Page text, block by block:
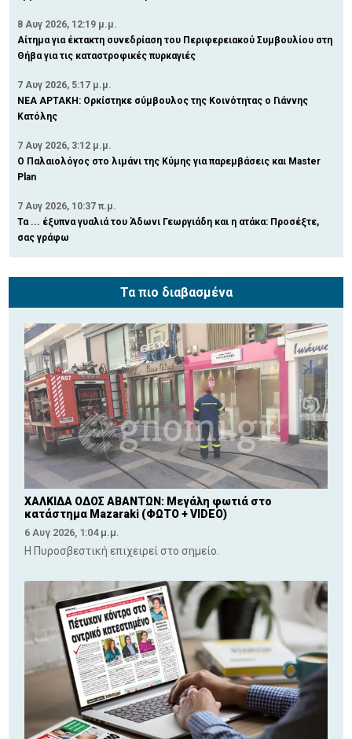
8 Αυγ 2026, 12:19 μ.μ.
Αίτημα για έκτακτη συνεδρίαση του Περιφερειακού Συμβουλίου στη
Θήβα για τις καταστροφικές πυρκαγιές
7 Αυγ 2026, 5:17 μ.μ.
ΝΕΑ ΑΡΤΑΚΗ: Ορκίστηκε σύμβουλος της Κοινότητας ο Γιάννης
Κατόλης
7 Αυγ 2026, 3:12 μ.μ.
Ο Παλαιολόγος στο λιμάνι της Κύμης για παρεμβάσεις και Master
Plan
7 Αυγ 2026, 10:37 π.μ.
Τα ... έξυπνα γυαλιά του Άδωνι Γεωργιάδη και η ατάκα: Προσέξτε,
σας γράφω
Τα πιο διαβασμένα
ΧΑΛΚΙΔΑ ΟΔΟΣ ΑΒΑΝΤΩΝ: Μεγάλη φωτιά στο
κατάστημα Mazaraki (ΦΩΤΟ + VIDEO)
6 Αυγ 2026, 1:04 μ.μ.
Η Πυροσβεστική επιχειρεί στο σημείο.